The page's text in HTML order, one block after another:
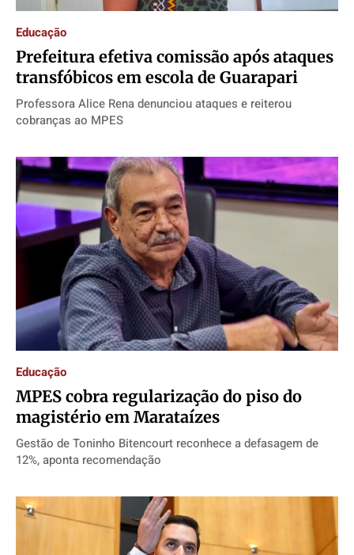
Educação
Prefeitura efetiva comissão após ataques
transfóbicos em escola de Guarapari
Professora Alice Rena denunciou ataques e reiterou
cobranças ao MPES
Educação
MPES cobra regularização do piso do
magistério em Marataízes
Gestão de Toninho Bitencourt reconhece a defasagem de
12%, aponta recomendação